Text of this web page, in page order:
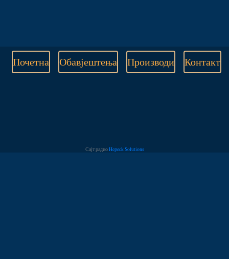
Почетна Обавјештења Производи Контакт
Сајт радиоHepeck Solutions